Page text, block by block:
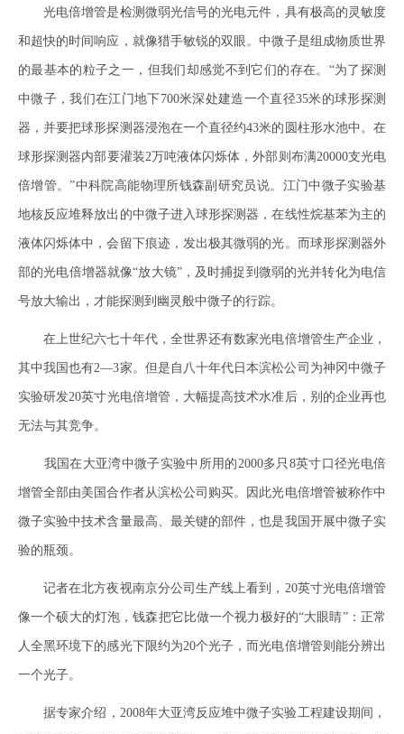
光电倍增管是检测微弱光信号的光电元件，具有极高的灵敏度
和超快的时间响应，就像猎手敏锐的双眼。中微子是组成物质世界
的最基本的粒子之一，但我们却感觉不到它们的存在。“为了探测
中微子，我们在江门地下700米深处建造一个直径35米的球形探测
器，并要把球形探测器浸泡在一个直径约43米的圆柱形水池中。在
球形探测器内部要灌装2万吨液体闪烁体，外部则布满20000支光电
倍增管。”中科院高能物理所钱森副研究员说。江门中微子实验基
地核反应堆释放出的中微子进入球形探测器，在线性烷基苯为主的
液体闪烁体中，会留下痕迹，发出极其微弱的光。而球形探测器外
部的光电倍增器就像“放大镜”，及时捕捉到微弱的光并转化为电信
号放大输出，才能探测到幽灵般中微子的行踪。
在上世纪六七十年代，全世界还有数家光电倍增管生产企业，
其中我国也有2—3家。但是自八十年代日本滨松公司为神冈中微子
实验研发20英寸光电倍增管，大幅提高技术水准后，别的企业再也
无法与其竞争。
我国在大亚湾中微子实验中所用的2000多只8英寸口径光电倍
增管全部由美国合作者从滨松公司购买。因此光电倍增管被称作中
微子实验中技术含量最高、最关键的部件，也是我国开展中微子实
验的瓶颈。
记者在北方夜视南京分公司生产线上看到，20英寸光电倍增管
像一个硕大的灯泡，钱森把它比做一个视力极好的“大眼睛”：正常
人全黑环境下的感光下限约为20个光子，而光电倍增管则能分辨出
一个光子。
据专家介绍，2008年大亚湾反应堆中微子实验工程建设期间，